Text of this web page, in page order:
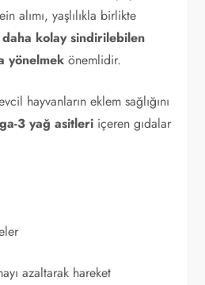
alımı, yaşlılıkla birlikte
daha kolay sindirilebilen
yönelmek önemlidir.
hayvanların eklem sağlığını
3 yağ asitleri içeren gıdalar
azaltarak hareket